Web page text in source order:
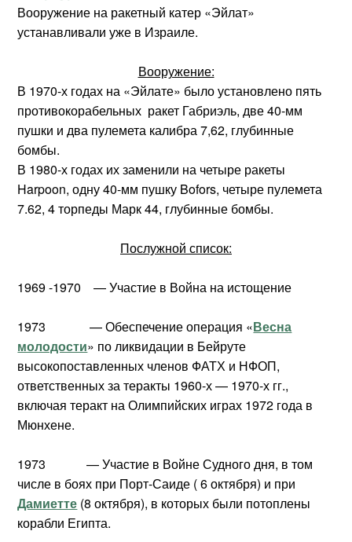
Вооружение на ракетный катер «Эйлат»
устанавливали уже в Израиле.
Вооружение:
В 1970-х годах на «Эйлате» было установлено пять
противокорабельных ракет Габриэль, две 40-мм
пушки и два пулемета калибра 7,62, глубинные
бомбы.
В 1980-х годах их заменили на четыре ракеты
Harpoon, одну 40-мм пушку Bofors, четыре пулемета
7.62, 4 торпеды Марк 44, глубинные бомбы.
Послужной список:
1969 -1970 — Участие в Война на истощение
1973 — Обеспечение операция «Весна
молодости» по ликвидации в Бейруте
высокопоставленных членов ФАТХ и НФОП,
ответственных за теракты 1960-х — 1970-х гг.,
включая теракт на Олимпийских играх 1972 года в
Мюнхене.
1973 — Участие в Войне Судного дня, в том
числе в боях при Порт-Саиде ( 6 октября) и при
Дамиетте (8 октября), в которых были потоплены
корабли Египта.